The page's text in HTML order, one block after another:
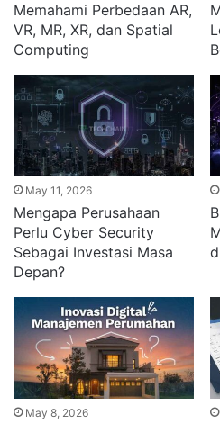
Memahami Perbedaan AR,
VR, MR, XR, dan Spatial
Computing
May 11, 2026
Mengapa Perusahaan
Perlu Cyber Security
Sebagai Investasi Masa
Depan?
May 8, 2026